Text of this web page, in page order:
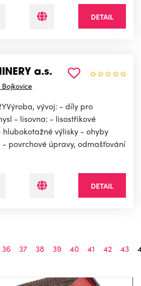
DETAIL
a.s.
Bojkovice
vývoj: - díly pro
- lisovna: - lisostřikové
výlisky - ohyby
povrchové úpravy, odmašťování
DETAIL
36 37 38 39 40 41 42 43